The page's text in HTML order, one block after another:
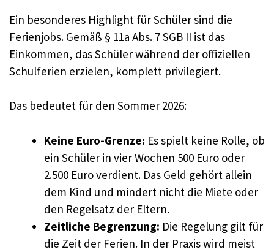
Ein besonderes Highlight für Schüler sind die
Ferienjobs. Gemäß § 11a Abs. 7 SGB II ist das
Einkommen, das Schüler während der offiziellen
Schulferien erzielen, komplett privilegiert.
Das bedeutet für den Sommer 2026:
Keine Euro-Grenze: Es spielt keine Rolle, ob
ein Schüler in vier Wochen 500 Euro oder
2.500 Euro verdient. Das Geld gehört allein
dem Kind und mindert nicht die Miete oder
den Regelsatz der Eltern.
Zeitliche Begrenzung: Die Regelung gilt für
die Zeit der Ferien. In der Praxis wird meist